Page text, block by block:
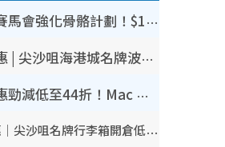
港大推賽馬會強化骨骼計劃！$100骨質密度X光檢查 完成免費運動訓練送超市禮券！附參加資格
開倉優惠 | 尖沙咀海港城名牌波鞋開倉低至1折！On鞋$899起／Joy&Peace鞋履$98起
豐澤優惠勁減低至44折！Mac mini/iPhone17Pro大減價！廚房家電$220起
開倉優惠｜尖沙咀名牌行李箱開倉低至4折！一連5日 American Tourister/ace./Hallmark $200起！